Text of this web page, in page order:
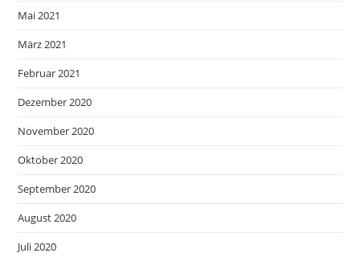
Mai 2021
März 2021
Februar 2021
Dezember 2020
November 2020
Oktober 2020
September 2020
August 2020
Juli 2020